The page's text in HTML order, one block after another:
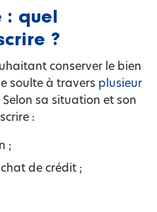
: quel
?
conserver le bien
soulte à travers plusieur
Selon sa situation et son
:
;
de crédit ;